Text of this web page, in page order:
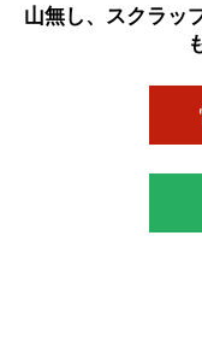
山無し、スクラッ